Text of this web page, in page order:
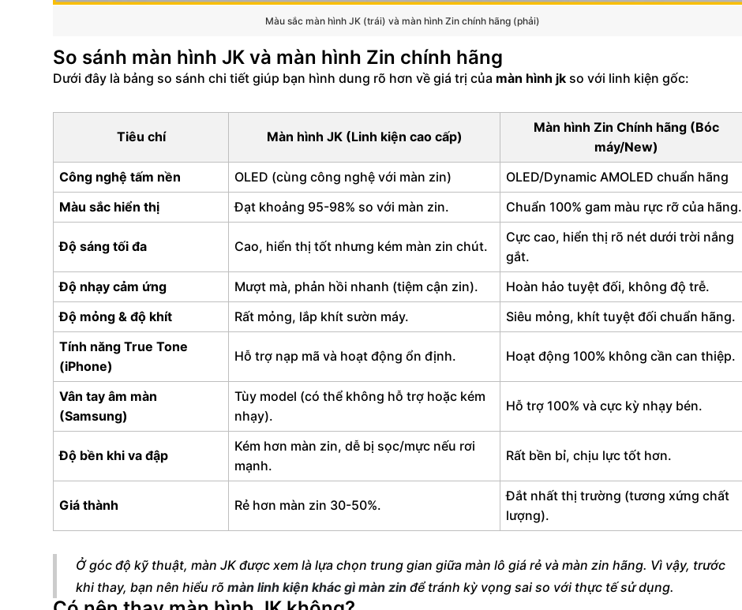
Màu sắc màn hình JK (trái) và màn hình Zin chính hãng (phải)
So sánh màn hình JK và màn hình Zin chính hãng
Dưới đây là bảng so sánh chi tiết giúp bạn hình dung rõ hơn về giá trị của màn hình jk so với linh kiện gốc:
Tiêu chí Màn hình JK (Linh kiện cao cấp)
Màn hình Zin Chính hãng (Bóc
máy/New)
Công nghệ tấm nền
OLED (cùng công nghệ với màn zin)
OLED/Dynamic AMOLED chuẩn hãng
Màu sắc hiển thị
Đạt khoảng 95-98% so với màn zin. Chuẩn 100% gam màu rực rỡ của hãng.
Độ sáng tối đa Cao, hiển thị tốt nhưng kém màn zin chút.
Cực cao, hiển thị rõ nét dưới trời nắng
gắt.
Độ nhạy cảm ứng
Mượt mà, phản hồi nhanh (tiệm cận zin).
Hoàn hảo tuyệt đối, không độ trễ.
Độ mỏng & độ khít
Rất mỏng, lắp khít sườn máy.
Siêu mỏng, khít tuyệt đối chuẩn hãng.
Tính năng True Tone
(iPhone)
Hỗ trợ nạp mã và hoạt động ổn định. Hoạt động 100% không cần can thiệp.
Vân tay âm màn
(Samsung)
Tùy model (có thể không hỗ trợ hoặc kém
nhạy).
Hỗ trợ 100% và cực kỳ nhạy bén.
Độ bền khi va đập
Kém hơn màn zin, dễ bị sọc/mực nếu rơi
mạnh.
Rất bền bỉ, chịu lực tốt hơn.
Giá thành Rẻ hơn màn zin 30-50%.
Đắt nhất thị trường (tương xứng chất
lượng).
Ở góc độ kỹ thuật, màn JK được xem là lựa chọn trung gian giữa màn lô giá rẻ và màn zin hãng. Vì vậy, trước
khi thay, bạn nên hiểu rõ màn linh kiện khác gì màn zin để tránh kỳ vọng sai so với thực tế sử dụng.